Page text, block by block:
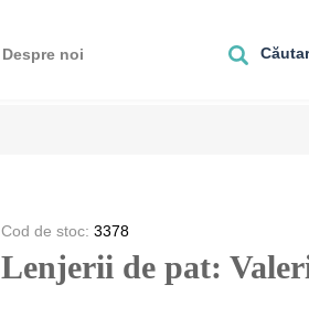
Despre noi
Cod de stoc: 3378
Lenjerii de pat: